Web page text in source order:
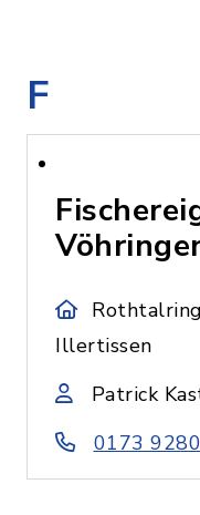
F
Illertissen
Patrick
0173